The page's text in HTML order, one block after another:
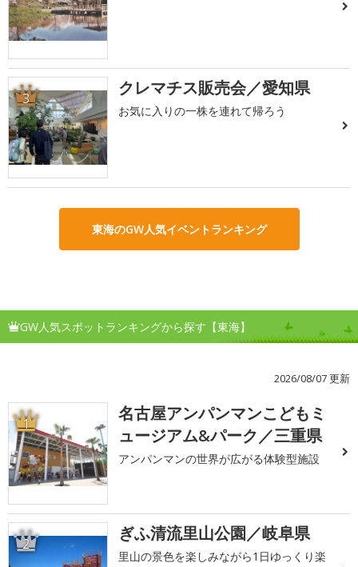
3 クレマチス販売会／愛知県
お気に入りの一株を連れて帰ろう
東海のGW人気イベントランキング
GW人気スポットランキングから探す【東海】
2026/08/07 更新
1
名古屋アンパンマンこどもミ
ュージアム&パーク／三重県
アンパンマンの世界が広がる体験型施設
2 ぎふ清流里山公園／岐阜県
里山の景色を楽しみながら1日ゆっくり楽